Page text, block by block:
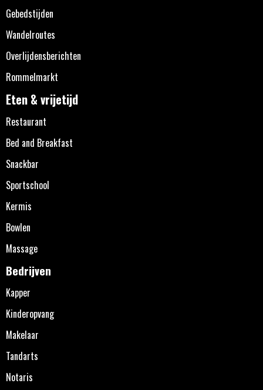
Gebedstijden
Wandelroutes
Overlijdensberichten
Rommelmarkt
Eten & vrijetijd
Restaurant
Bed and Breakfast
Snackbar
Sportschool
Kermis
Bowlen
Massage
Bedrijven
Kapper
Kinderopvang
Makelaar
Tandarts
Notaris